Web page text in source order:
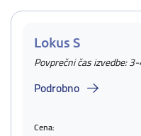
Lokus S
Povprečni čas izvedbe:
Podrobno
Cena: